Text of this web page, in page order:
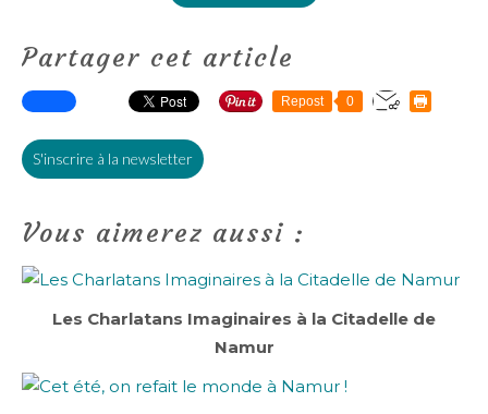
Partager cet article
Repost 0
S'inscrire à la newsletter
Vous aimerez aussi :
Les Charlatans Imaginaires à la Citadelle de
Namur